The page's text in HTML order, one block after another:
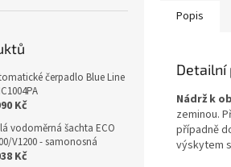
čerpadlo Blue Line
Kč
vodoměrná šachta ECO
V1200 - samonosná
Kč
Popis
Detailní
Nádrž k
zeminou.
případně
výskytem